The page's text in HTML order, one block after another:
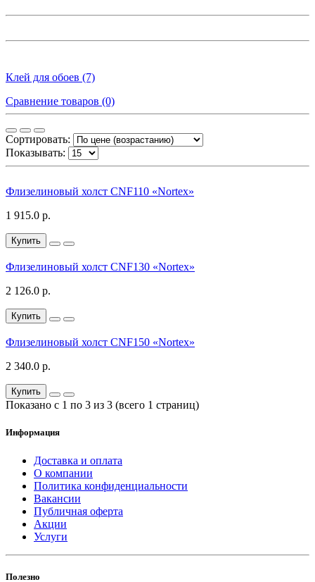
Клей для обоев (7)
Сравнение товаров (0)
Сортировать:
Показывать:
Флизелиновый холст CNF110 «Nortex»
1 915.0 р.
Купить
Флизелиновый холст CNF130 «Nortex»
2 126.0 р.
Купить
Флизелиновый холст CNF150 «Nortex»
2 340.0 р.
Купить
Показано с 1 по 3 из 3 (всего 1 страниц)
Информация
Доставка и оплата
О компании
Политика конфиденциальности
Вакансии
Публичная оферта
Акции
Услуги
Полезно